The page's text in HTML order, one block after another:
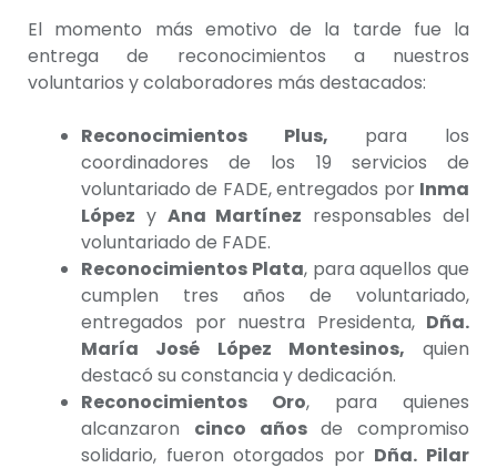
El momento más emotivo de la tarde fue la
entrega de reconocimientos a nuestros
voluntarios y colaboradores más destacados:
Reconocimientos Plus, para los
coordinadores de los 19 servicios de
voluntariado de FADE, entregados por Inma
López y Ana Martínez responsables del
voluntariado de FADE.
Reconocimientos Plata, para aquellos que
cumplen tres años de voluntariado,
entregados por nuestra Presidenta, Dña.
María José López Montesinos, quien
destacó su constancia y dedicación.
Reconocimientos Oro, para quienes
alcanzaron cinco añosde compromiso
solidario, fueron otorgados por Dña. Pilar